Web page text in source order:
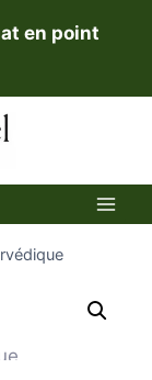
en point